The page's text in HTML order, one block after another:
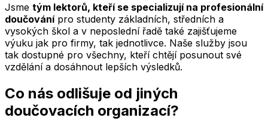
Jsme tým lektorů, kteří se specializují na profesionální
doučování pro studenty základních, středních a
vysokých škol a v neposlední řadě také zajišťujeme
výuku jak pro firmy, tak jednotlivce. Naše služby jsou
tak dostupné pro všechny, kteří chtějí posunout své
vzdělání a dosáhnout lepších výsledků.
Co nás odlišuje od jiných
doučovacích organizací?